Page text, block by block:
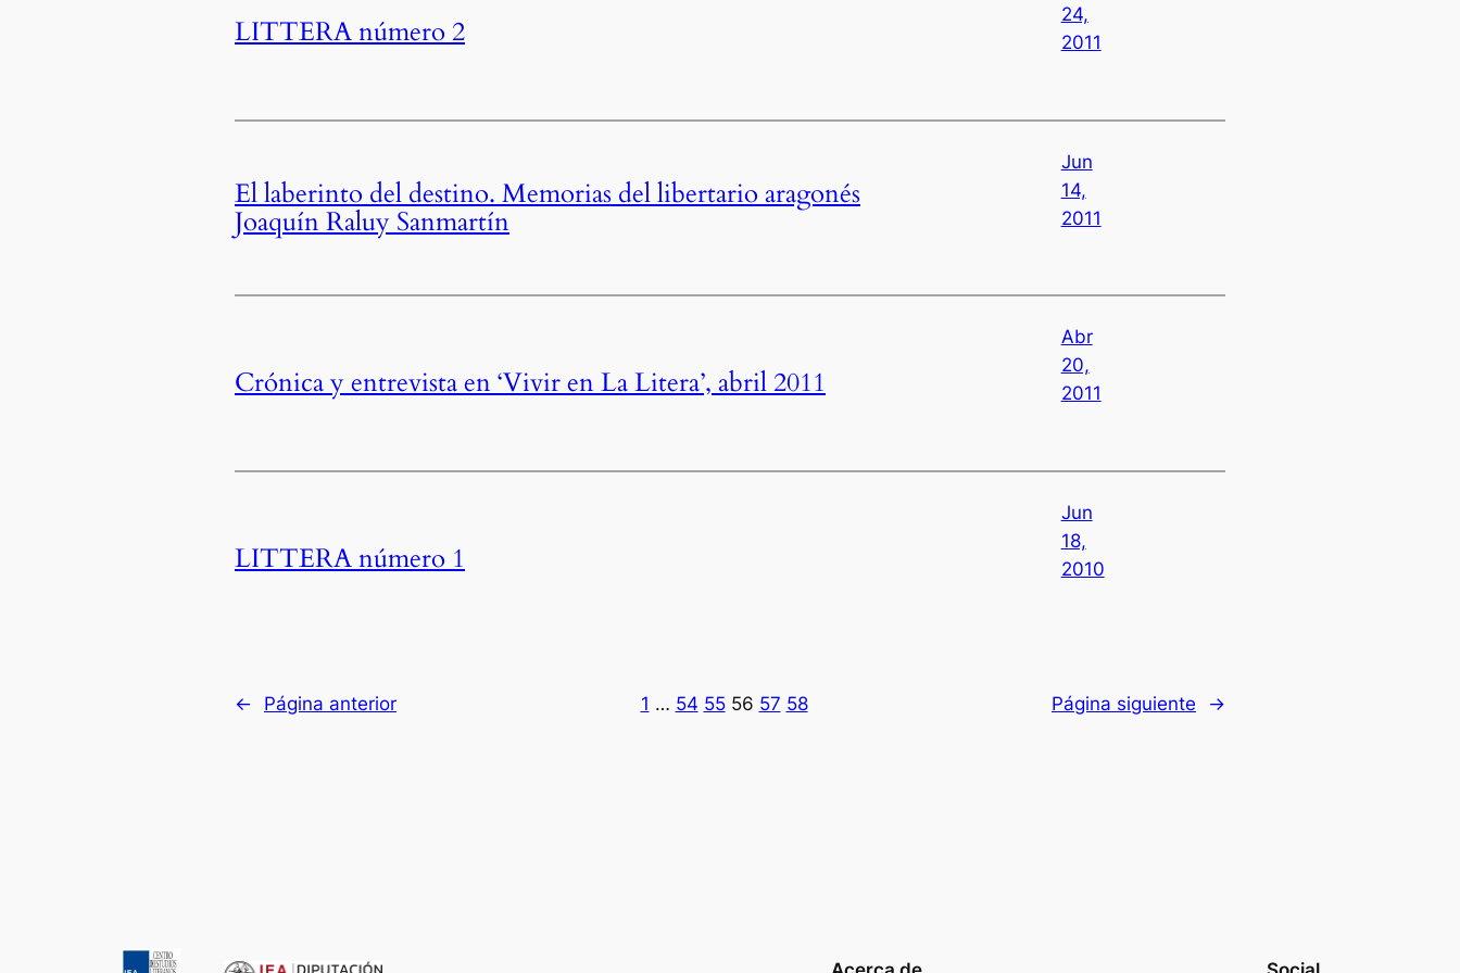
LITTERA número 2
24,
2011
El laberinto del destino. Memorias del libertario aragonés
Joaquín Raluy Sanmartín
Jun
14,
2011
Crónica y entrevista en ‘Vivir en La Litera’, abril 2011
Abr
20,
2011
LITTERA número 1
Jun
18,
2010
← Página anterior 1 … 54 55 56 57 58 Página siguiente →